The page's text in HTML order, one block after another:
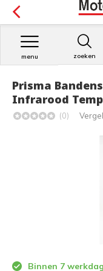
zoeken
menu
Prisma
Infrarood
(0)
Binnen 7